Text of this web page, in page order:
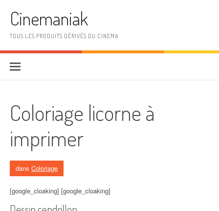
Cinemaniak
TOUS LES PRODUITS DÉRIVÉS DU CINEMA
Coloriage licorne à
imprimer
dans Coloriage
[google_cloaking] [google_cloaking]